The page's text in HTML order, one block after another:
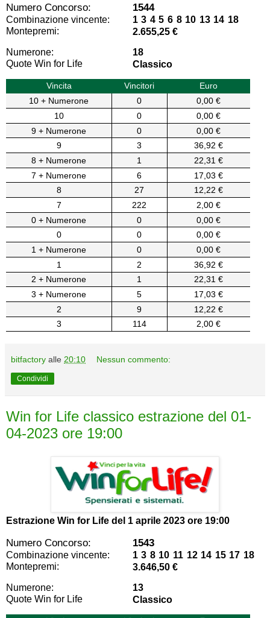
Numero Concorso: 1544
Combinazione vincente:
1 3 4 5 6 8 10 13 14 18
Montepremi:
2.655,25 €
Numerone:
18
Quote Win for Life
Classico
Vincita Vincitori
Euro
10 + Numerone
0
0,00 €
10
0
0,00 €
9 + Numerone
0
0,00 €
9
3
36,92 €
8 + Numerone
1
22,31 €
7 + Numerone
6
17,03 €
8
27
12,22 €
7
222
2,00 €
0 + Numerone
0
0,00 €
0
0
0,00 €
1 + Numerone
0
0,00 €
1
2
36,92 €
2 + Numerone
1
22,31 €
3 + Numerone
5
17,03 €
2
9
12,22 €
3
114 2,00 €
bitfactory alle 20:10 Nessun commento:
Condividi
Win for Life classico estrazione del 01-
04-2023 ore 19:00
Estrazione Win for Life del 1 aprile 2023 ore 19:00
Numero Concorso: 1543
Combinazione vincente:
1 3 8 10 11 12 14 15 17 18
Montepremi:
3.646,50 €
Numerone:
13
Quote Win for Life
Classico